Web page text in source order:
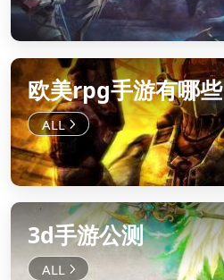
欧美rpg手游有哪些
3d手游公测